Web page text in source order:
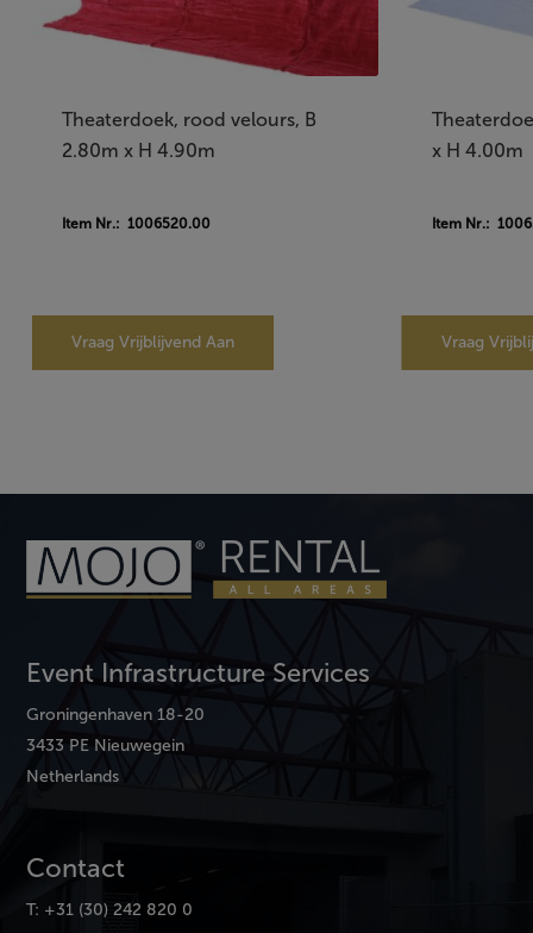
Theaterdoek, rood velours, B
2.80m x H 4.90m
Item Nr.: 1006520.00
Vraag Vrijblijvend Aan
x H 4.00m
Item Nr.:
Vraag
Event Infrastructure Services
Groningenhaven 18-20
3433 PE Nieuwegein
Netherlands
Contact
T: +31 (30) 242 820 0